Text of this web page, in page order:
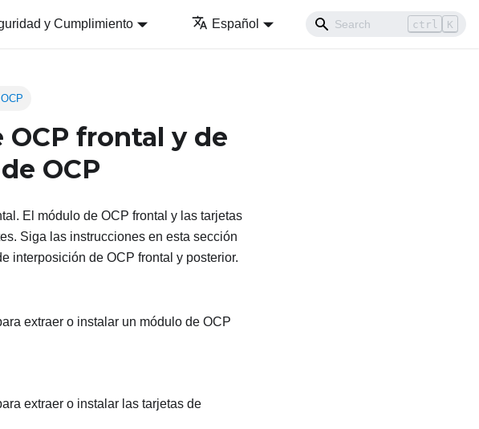
y Cumplimiento Español ctrl K
frontal y de
OCP
El módulo de OCP frontal y las tarjetas
Siga las instrucciones en esta sección
interposición de OCP frontal y posterior.
extraer o instalar un módulo de OCP
extraer o instalar las tarjetas de